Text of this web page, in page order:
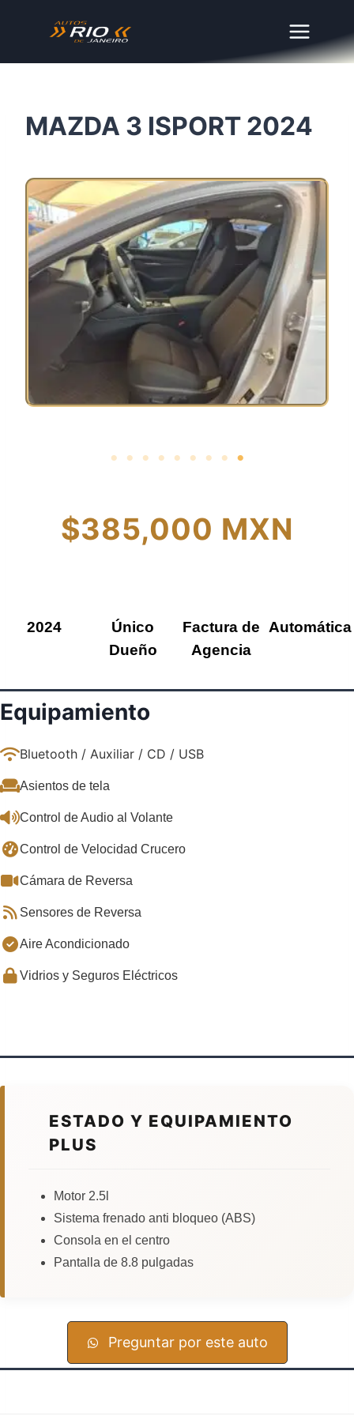
MAZDA 3 ISPORT 2024
$385,000 MXN
2024
Único
Dueño
Factura de
Agencia
Automática
Equipamiento
Bluetooth / Auxiliar / CD / USB
Asientos de tela
Control de Audio al Volante
Control de Velocidad Crucero
Cámara de Reversa
Sensores de Reversa
Aire Acondicionado
Vidrios y Seguros Eléctricos
ESTADO Y EQUIPAMIENTO
PLUS
Motor 2.5l
Sistema frenado anti bloqueo (ABS)
Consola en el centro
Pantalla de 8.8 pulgadas
Preguntar por este auto